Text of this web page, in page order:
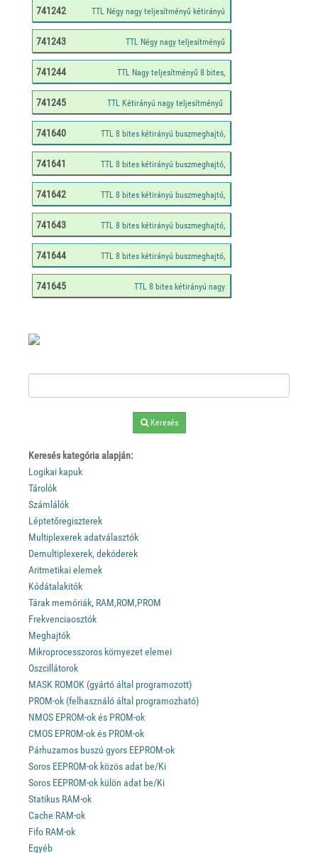
741242
741243
741244
741245
741640
741641
741642
741643
741644
741645
Keresés
Keresés kategória alapján:
Logikai kapuk
Tárolók
Számlálók
Léptetőregiszterek
Multiplexerek adatválasztók
Demultiplexerek, dekóderek
Aritmetikai elemek
Kódátalakitók
Tárak memóriák, RAM,ROM,PROM
Frekvenciaosztók
Meghajtók
Mikroprocesszoros környezet elemei
Oszcillátorok
MASK ROMOK (gyártó által programozott)
PROM-ok (felhasználó által programozható)
NMOS EPROM-ok és PROM-ok
CMOS EPROM-ok és PROM-ok
Párhuzamos buszú gyors EEPROM-ok
Soros EEPROM-ok közös adat be/Ki
Soros EEPROM-ok külön adat be/Ki
Statikus RAM-ok
Cache RAM-ok
Fifo RAM-ok
Egyéb